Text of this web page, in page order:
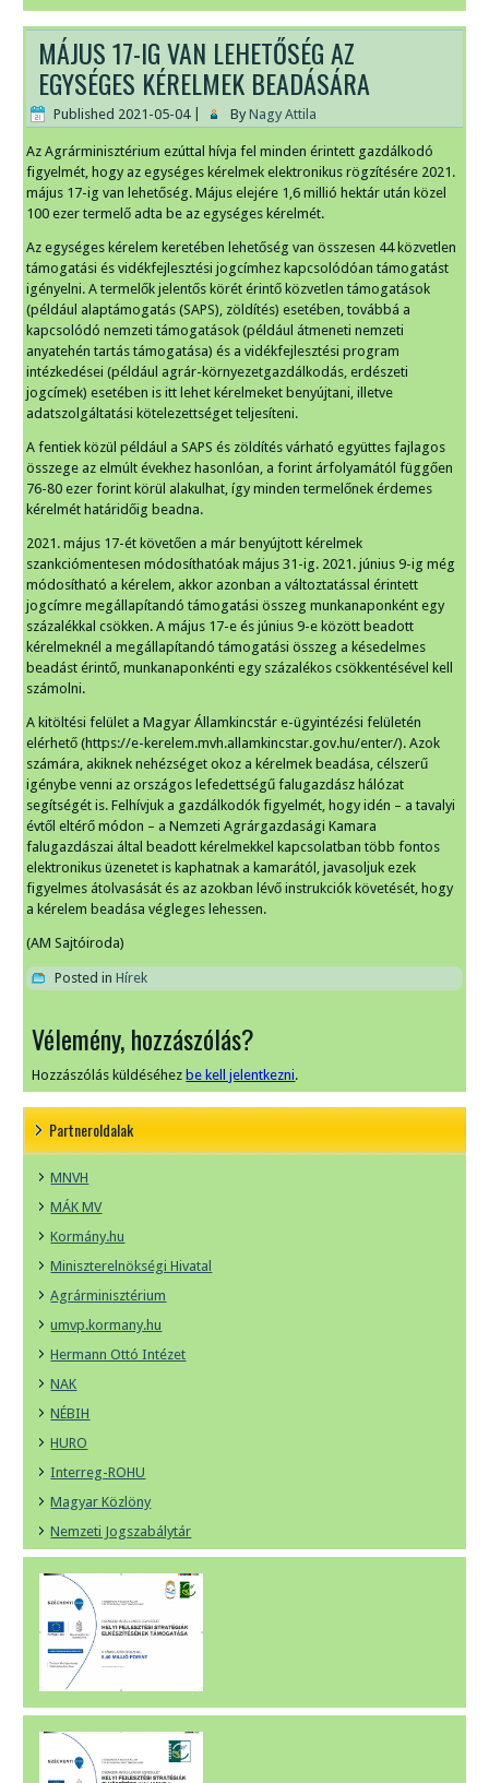
MÁJUS 17-IG VAN LEHETŐSÉG AZ
EGYSÉGES KÉRELMEK BEADÁSÁRA
Published 2021-05-04| By Nagy Attila
Az Agrárminisztérium ezúttal hívja fel minden érintett gazdálkodó
figyelmét, hogy az egységes kérelmek elektronikus rögzítésére 2021.
május 17-ig van lehetőség. Május elejére 1,6 millió hektár után közel
100 ezer termelő adta be az egységes kérelmét.
Az egységes kérelem keretében lehetőség van összesen 44 közvetlen
támogatási és vidékfejlesztési jogcímhez kapcsolódóan támogatást
igényelni. A termelők jelentős körét érintő közvetlen támogatások
(például alaptámogatás (SAPS), zöldítés) esetében, továbbá a
kapcsolódó nemzeti támogatások (például átmeneti nemzeti
anyatehén tartás támogatása) és a vidékfejlesztési program
intézkedései (például agrár-környezetgazdálkodás, erdészeti
jogcímek) esetében is itt lehet kérelmeket benyújtani, illetve
adatszolgáltatási kötelezettséget teljesíteni.
A fentiek közül például a SAPS és zöldítés várható együttes fajlagos
összege az elmúlt évekhez hasonlóan, a forint árfolyamától függően
76-80 ezer forint körül alakulhat, így minden termelőnek érdemes
kérelmét határidőig beadna.
2021. május 17-ét követően a már benyújtott kérelmek
szankciómentesen módosíthatóak május 31-ig. 2021. június 9-ig még
módosítható a kérelem, akkor azonban a változtatással érintett
jogcímre megállapítandó támogatási összeg munkanaponként egy
százalékkal csökken. A május 17-e és június 9-e között beadott
kérelmeknél a megállapítandó támogatási összeg a késedelmes
beadást érintő, munkanaponkénti egy százalékos csökkentésével kell
számolni.
A kitöltési felület a Magyar Államkincstár e-ügyintézési felületén
elérhető (https://e-kerelem.mvh.allamkincstar.gov.hu/enter/). Azok
számára, akiknek nehézséget okoz a kérelmek beadása, célszerű
igénybe venni az országos lefedettségű falugazdász hálózat
segítségét is. Felhívjuk a gazdálkodók figyelmét, hogy idén – a tavalyi
évtől eltérő módon – a Nemzeti Agrárgazdasági Kamara
falugazdászai által beadott kérelmekkel kapcsolatban több fontos
elektronikus üzenetet is kaphatnak a kamarától, javasoljuk ezek
figyelmes átolvasását és az azokban lévő instrukciók követését, hogy
a kérelem beadása végleges lehessen.
(AM Sajtóiroda)
Posted in Hírek
Vélemény, hozzászólás?
Hozzászólás küldéséhez be kell jelentkezni.
Partneroldalak
MNVH
MÁK MV
Kormány.hu
Miniszterelnökségi Hivatal
Agrárminisztérium
umvp.kormany.hu
Hermann Ottó Intézet
NAK
NÉBIH
HURO
Interreg-ROHU
Magyar Közlöny
Nemzeti Jogszabálytár